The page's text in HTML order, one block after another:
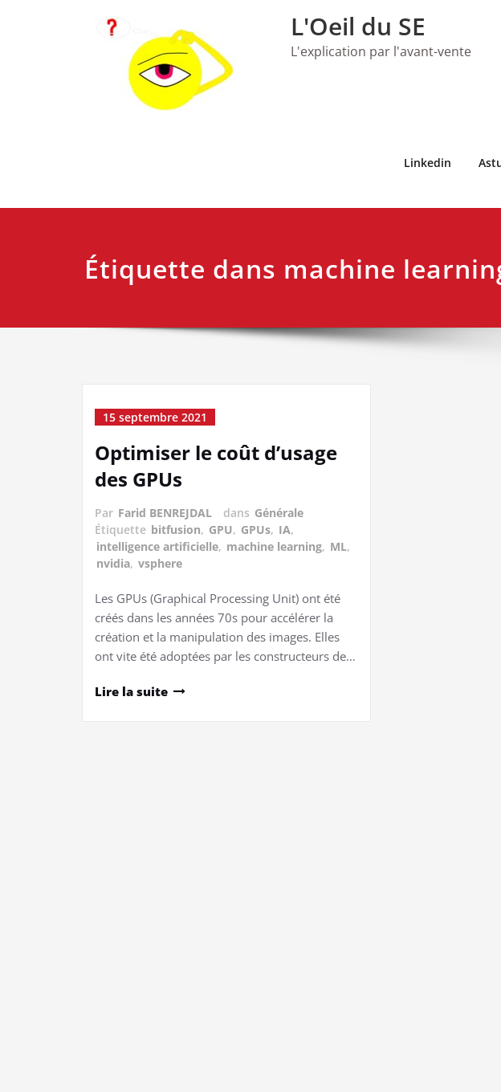
L'Oeil du SE
L'explication par l'avant-vente
Linkedin
Étiquette dans machine
15 septembre 2021
Optimiser le coût d’usage
des GPUs
Par Farid BENREJDAL dans Générale
Étiquette bitfusion, GPU, GPUs, IA,
intelligence artificielle, machine learning, ML,
nvidia, vsphere
Les GPUs (Graphical Processing Unit) ont été
créés dans les années 70s pour accélérer la
création et la manipulation des images. Elles
ont vite été adoptées par les constructeurs de…
Lire la suite